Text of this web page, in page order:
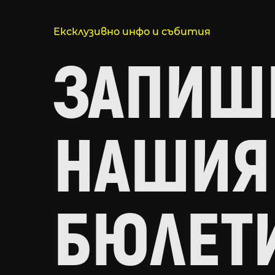
Ексклузивно инфо и събития